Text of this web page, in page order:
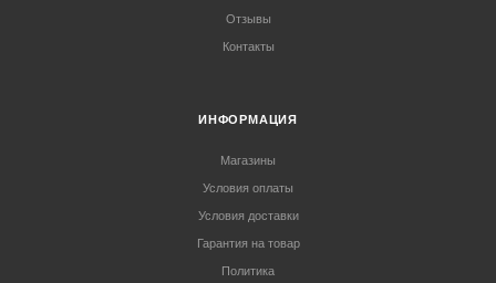
Отзывы
Контакты
ИНФОРМАЦИЯ
Магазины
Условия оплаты
Условия доставки
Гарантия на товар
Политика